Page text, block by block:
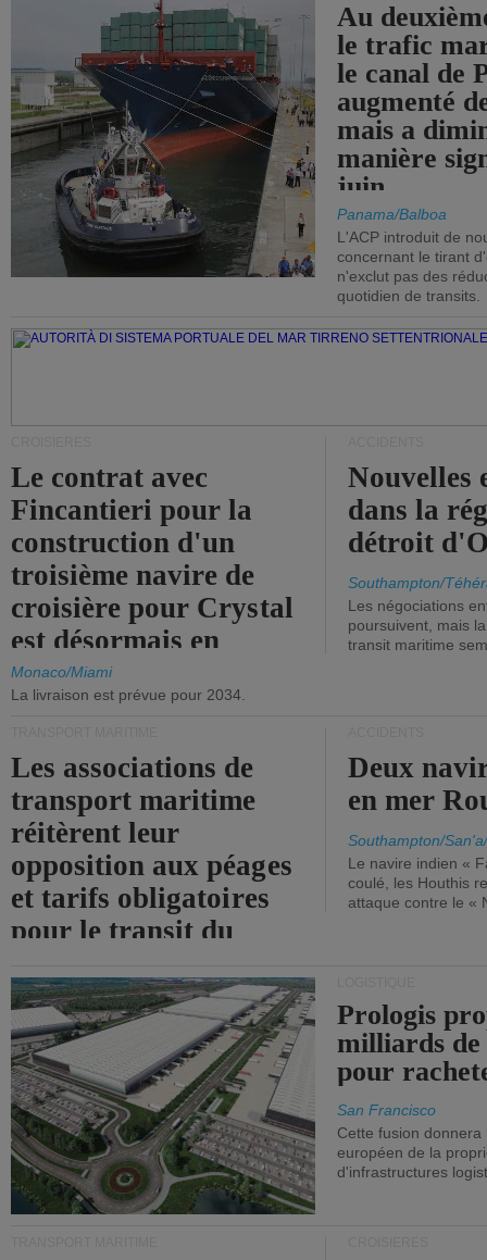
Au
le trafic
le canal de
augmenté
mais a
manière
juin.
Panama/Balboa
L'ACP introduit de
concernant le tirant
n'exclut pas des
quotidien de transits.
Le contrat avec
Fincantieri pour la
construction d'un
troisième navire de
croisière pour Crystal
est désormais en
vigueur.
Monaco/Miami
La livraison est prévue pour 2034.
Nouvelles
dans la
détroit
Southampton/
Les négociations
poursuivent, mais
transit maritime
Les associations de
transport maritime
réitèrent leur
opposition aux péages
et tarifs obligatoires
pour le transit du
Deux
en mer
Southampton/
Le navire indien «
coulé, les Houthis
attaque contre le «
Prologis
milliards
pour
San Francisco
Cette fusion
européen de la
d'infrastructures